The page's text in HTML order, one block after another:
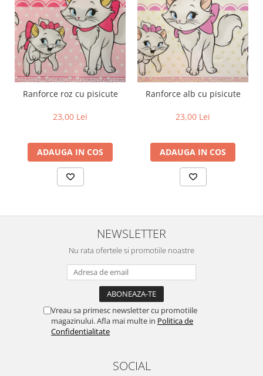
Ranforce roz cu pisicute
23,00 Lei
ADAUGA IN COS
Ranforce alb cu pisicute
23,00 Lei
ADAUGA IN COS
NEWSLETTER
Nu rata ofertele si promotiile noastre
Vreau sa primesc newsletter cu promotiile
magazinului. Afla mai multe in Politica de
Confidentialitate
SOCIAL